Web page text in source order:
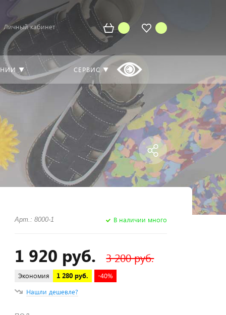
Личный кабинет
▼ СЕРВИС ▼
Арт.: 8000-1 В наличии много
1 920 руб. 3 200 руб.
Экономия 1 280 руб.
-40%
Нашли дешевле?